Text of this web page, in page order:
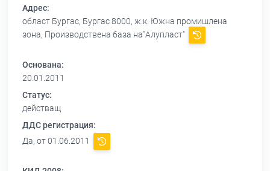
Адрес:
област Бургас, Бургас 8000, ж.к. Южна промишлена
зона, Производствена база на"Алупласт"
Основана:
20.01.2011
Статус:
действащ
ДДС регистрация:
Да, от 01.06.2011